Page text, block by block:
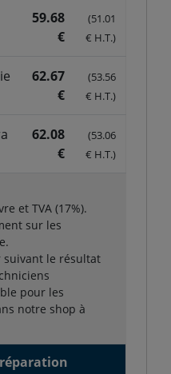
59.68
€
(51.01
€ H.T.)
62.67
€
(53.56
€ H.T.)
62.08
€
(53.06
€ H.T.)
et TVA (17%).
sur les
suivant le résultat
pour les
notre shop à